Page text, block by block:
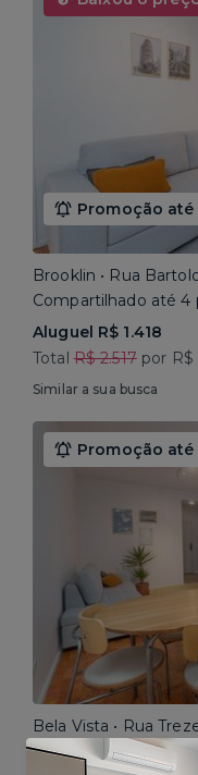
Promoção até
Brooklin • Rua
Compartilhado até 4
Aluguel R$ 1.418
Total R$ 2.517por R$
Similar a sua busca
Promoção até
Bela Vista • Rua
Compartilhado até 5